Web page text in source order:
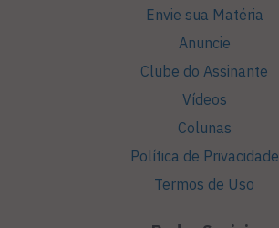
Envie sua Matéria
Anuncie
Clube do Assinante
Vídeos
Colunas
Política de Privacidade
Termos de Uso